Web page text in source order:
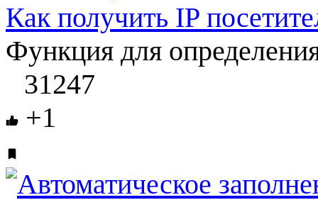
Как получить IP
Функция для
31247
+1